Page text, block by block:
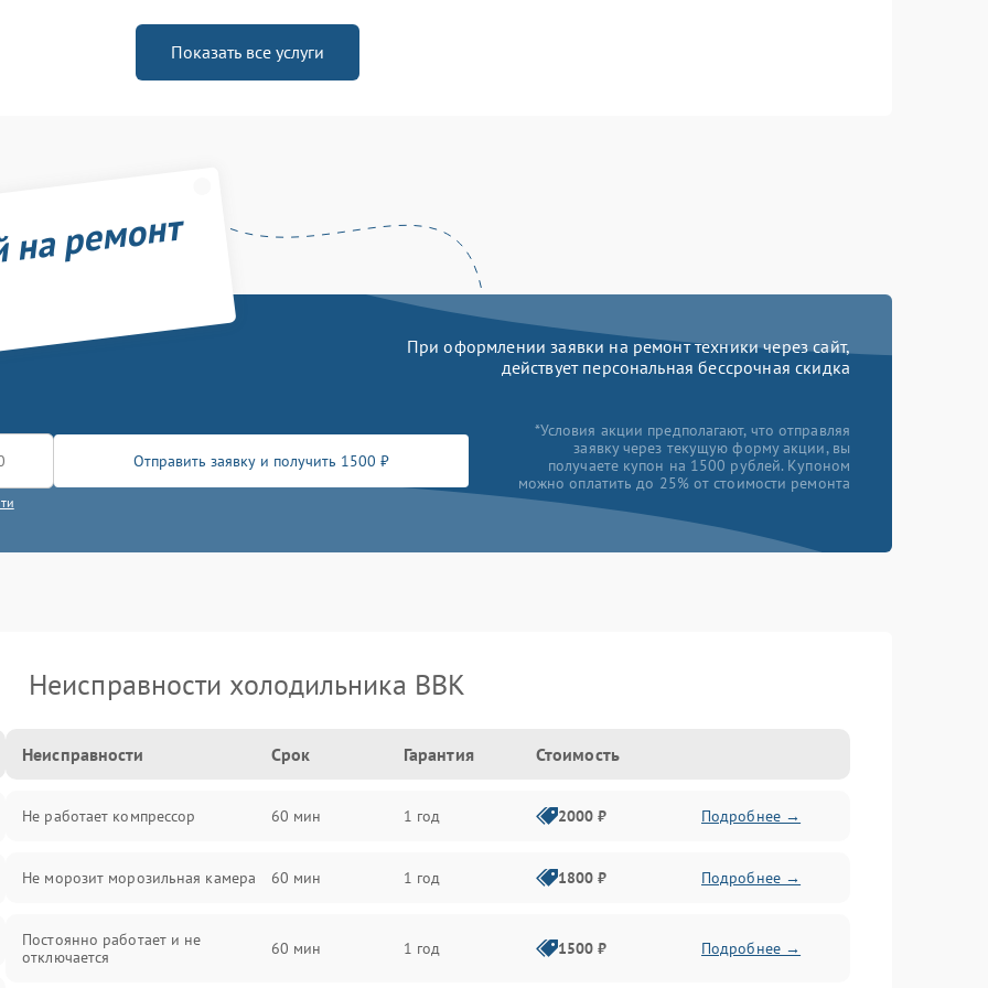
Показать все услуги
ремонт
При оформлении заявки на ремонт техники через сайт,
действует персональная бессрочная скидка
Отправить заявку и получить 1500 ₽
*Условия акции предполагают, что отправляя
заявку через текущую форму акции, вы
получаете купон на 1500 рублей. Купоном
можно оплатить до 25% от стоимости ремонта
Неисправности холодильника BBK
Неисправности Срок Гарантия Стоимость
Не работает компрессор 60 мин 1 год 2000 ₽ Подробнее →
Не морозит морозильная камера 60 мин 1 год 1800 ₽ Подробнее →
Постоянно работает и не
отключается
60 мин 1 год 1500 ₽ Подробнее →